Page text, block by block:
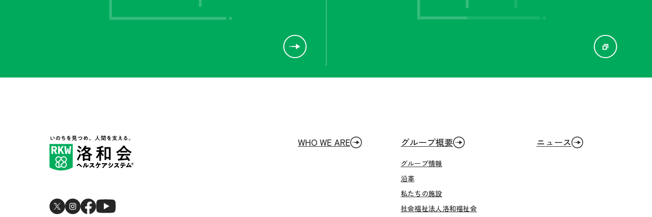
WHO WE ARE グループ概要
グループ情報
沿革
私たちの施設
社会福祉法人洛和福祉会
ニュース